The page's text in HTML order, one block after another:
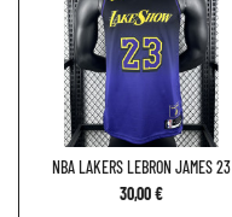
NBA LAKERS LEBRON JAMES 23
30,00 €